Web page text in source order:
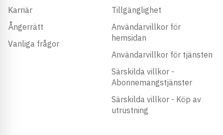
Karriär
Ångerrätt
Vanliga frågor
Tillgänglighet
Användarvillkor för
hemsidan
Användarvillkor för tjänsten
Särskilda villkor -
Abonnemangstjänster
Särskilda villkor - Köp av
utrustning